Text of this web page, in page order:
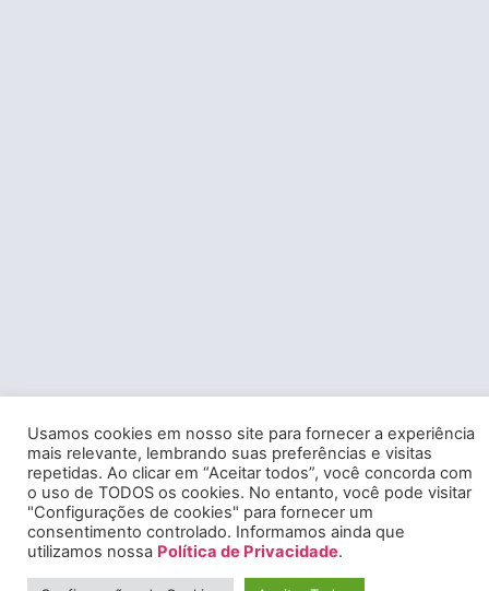
Usamos cookies em nosso site para fornecer a experiência
mais relevante, lembrando suas preferências e visitas
repetidas. Ao clicar em “Aceitar todos”, você concorda com
o uso de TODOS os cookies. No entanto, você pode visitar
"Configurações de cookies" para fornecer um
consentimento controlado. Informamos ainda que
utilizamos nossa Política de Privacidade.